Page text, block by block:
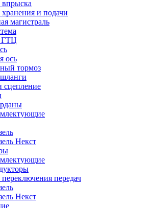
и подачи
магистраль
ГТЦ
ось
тормоз
сцепление
Некст
передач
Некст